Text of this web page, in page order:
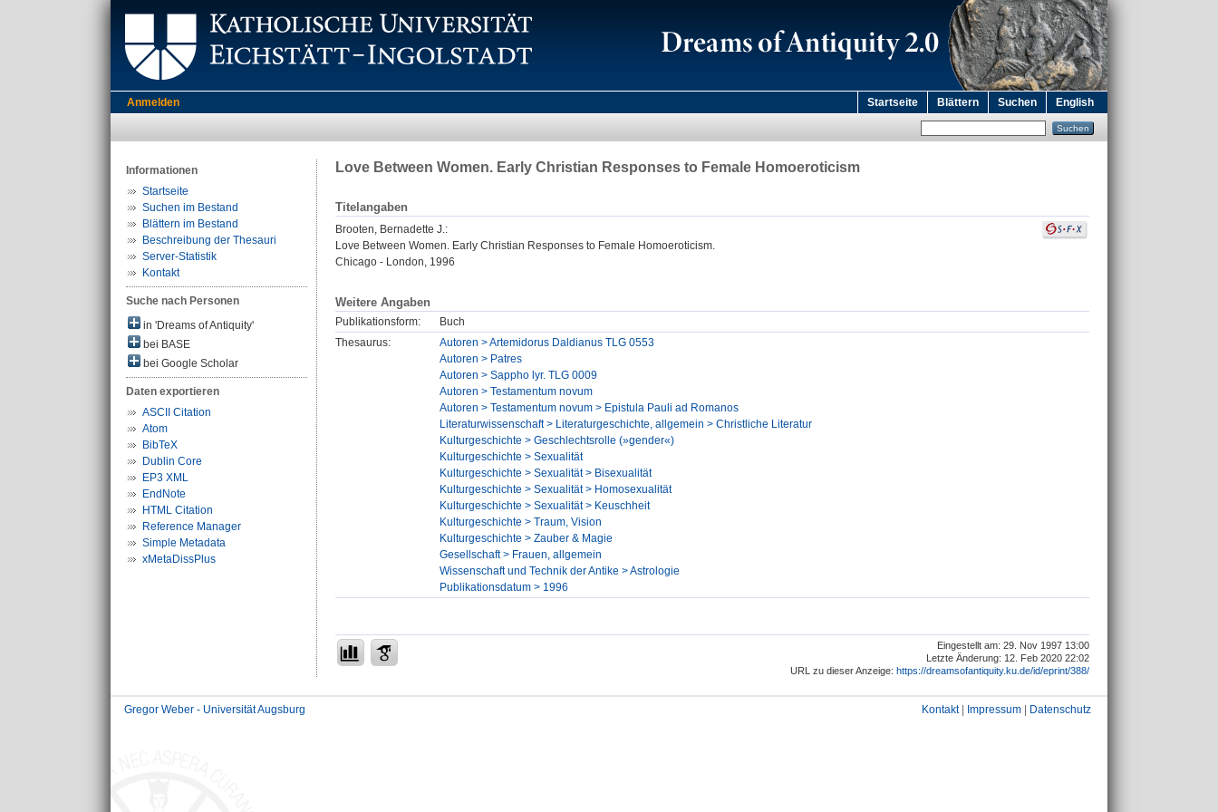
Anmelden Startseite Blättern Suchen English
Informationen
Startseite
Suchen im Bestand
Blättern im Bestand
Beschreibung der Thesauri
Server-Statistik
Kontakt
Suche nach Personen
in 'Dreams of Antiquity'
bei BASE
bei Google Scholar
Daten exportieren
ASCII Citation
Atom
BibTeX
Dublin Core
EP3 XML
EndNote
HTML Citation
Reference Manager
Simple Metadata
xMetaDissPlus
Love Between Women. Early Christian Responses to Female Homoeroticism
Titelangaben
Brooten, Bernadette J.:
Love Between Women. Early Christian Responses to Female Homoeroticism.
Chicago - London, 1996
Weitere Angaben
Publikationsform:
Buch
Thesaurus:
Autoren > Artemidorus Daldianus TLG 0553
Autoren > Patres
Autoren > Sappho lyr. TLG 0009
Autoren > Testamentum novum
Autoren > Testamentum novum > Epistula Pauli ad Romanos
Literaturwissenschaft > Literaturgeschichte, allgemein > Christliche Literatur
Kulturgeschichte > Geschlechtsrolle (»gender«)
Kulturgeschichte > Sexualität
Kulturgeschichte > Sexualität > Bisexualität
Kulturgeschichte > Sexualität > Homosexualität
Kulturgeschichte > Sexualität > Keuschheit
Kulturgeschichte > Traum, Vision
Kulturgeschichte > Zauber & Magie
Gesellschaft > Frauen, allgemein
Wissenschaft und Technik der Antike > Astrologie
Publikationsdatum > 1996
Eingestellt am: 29. Nov 1997 13:00
Letzte Änderung: 12. Feb 2020 22:02
URL zu dieser Anzeige: https://dreamsofantiquity.ku.de/id/eprint/388/
Gregor Weber - Universität Augsburg Kontakt| Impressum Datenschutz